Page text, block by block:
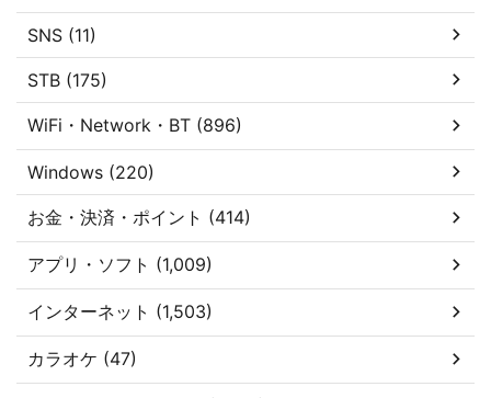
SNS (11)
STB (175)
WiFi・Network・BT (896)
Windows (220)
お金・決済・ポイント (414)
アプリ・ソフト (1,009)
インターネット (1,503)
カラオケ (47)